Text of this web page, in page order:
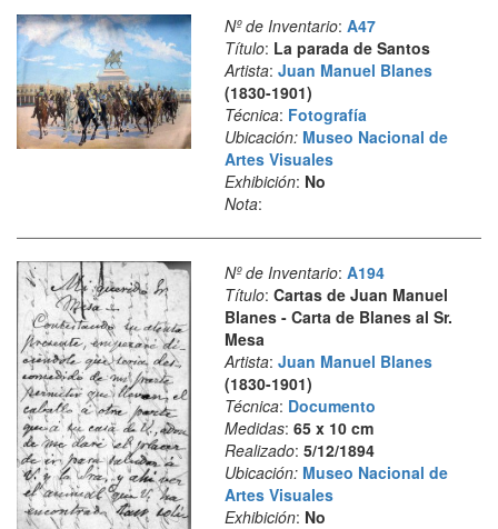
Nº de Inventario: A47
Título: La parada de Santos
Artista: Juan Manuel Blanes
(1830-1901)
Técnica: Fotografía
Ubicación: Museo Nacional de
Artes Visuales
Exhibición: No
Nota:
Nº de Inventario: A194
Título: Cartas de Juan Manuel
Blanes - Carta de Blanes al Sr.
Mesa
Artista: Juan Manuel Blanes
(1830-1901)
Técnica: Documento
Medidas: 65 x 10 cm
Realizado: 5/12/1894
Ubicación: Museo Nacional de
Artes Visuales
Exhibición: No